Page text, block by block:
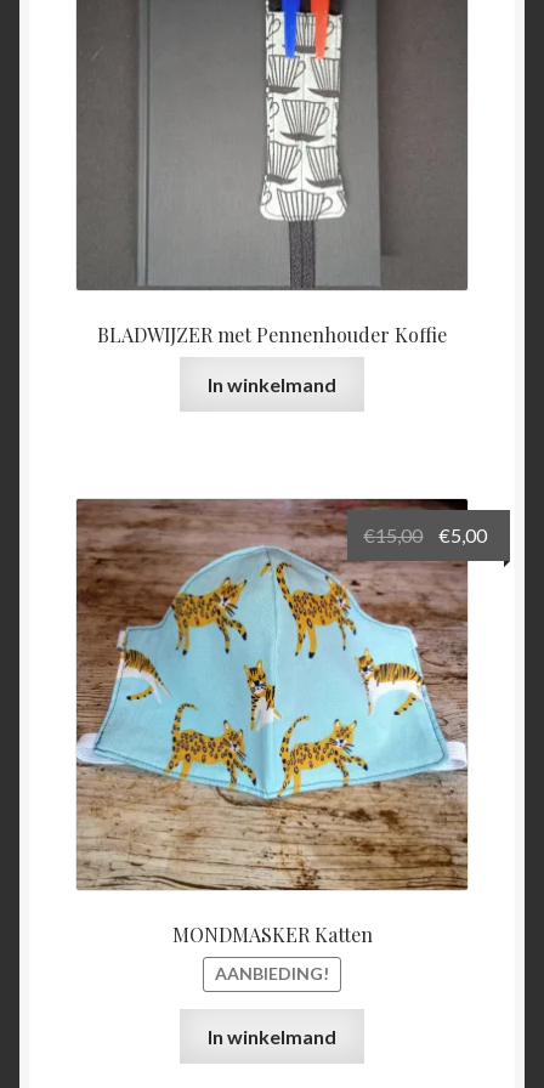
BLADWIJZER met Pennenhouder Koffie
In winkelmand
MONDMASKER Katten
AANBIEDING!
€15,00
prijs
was:
€15,00.
€5,00
prijs
In winkelmand